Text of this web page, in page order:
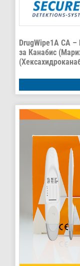
DrugWipe1A CA
за Канабис